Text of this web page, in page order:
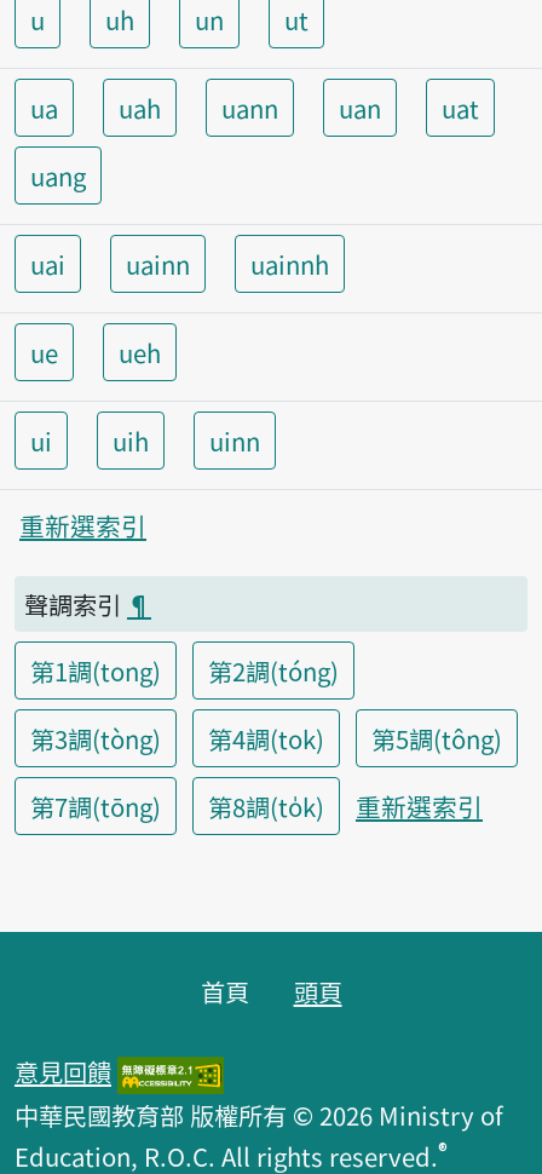
u uh un ut
ua uah uann uan
uat
uang
uai uainn uainnh
ue ueh
ui uih uinn
重新選索引
聲調索引 ¶
第1調(tong)
第2調(tóng)
第3調(tòng)
第4調(tok)
第5調(tông)
第7調(tōng)
第8調(to̍k) 重新選索引
首頁 頭頁
意見回饋
中華民國教育部 版權所有 © 2026 Ministry of
Education, R.O.C. All rights reserved.®